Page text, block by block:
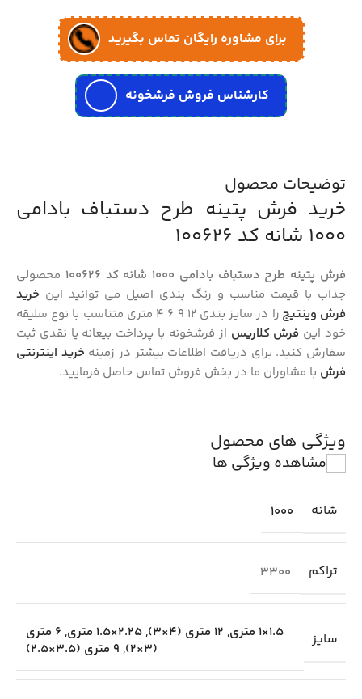
برای مشاوره رایگان تماس بگیرید
کارشناس فروش فرشخونه
توضیحات محصول
خرید فرش پتینه طرح دستباف بادامی
1000 شانه کد 100626
فرش پتینه طرح دستباف بادامی 1000 شانه کد 100626
محصولی
جذاب با قیمت مناسب و رنگ بندی اصیل می توانید این خرید
فرش وینتیج
را در سایز بندی 12 9 6 4 متری متناسب با نوع سلیقه
خود این فرش کلاریس از فرشخونه با پرداخت بیعانه یا نقدی ثبت
سفارش کنید. برای دریافت اطلاعات بیشتر در زمینه خرید اینترنتی
فرش با مشاوران ما در بخش فروش تماس حاصل فرمایید.
ویژگی های محصول
مشاهده ویژگی ها
شانه 1000
تراکم 3300
سایز 1.5×1 متری , 12 متری (4×3) ,2.25×1.5 متری ,
6 متری
(3×2)
, 9 متری (3.5×2.5)